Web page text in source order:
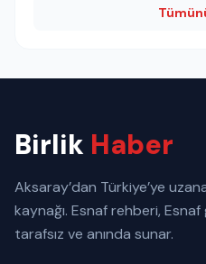
Birlik Haber
Aksaray’dan Türkiye’ye
kaynağı. Esnaf rehberi,
tarafsız ve anında sunar.